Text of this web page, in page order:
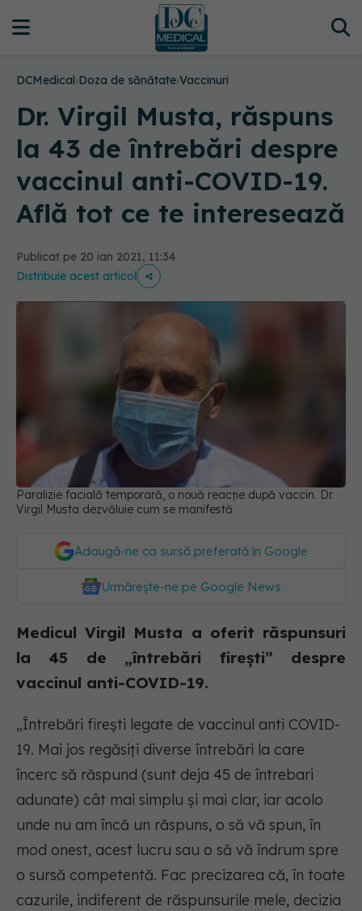
DCMedical›Doza de sănătate›Vaccinuri
Dr. Virgil Musta, răspuns
la 43 de întrebări despre
vaccinul anti-COVID-19.
Află tot ce te interesează
Publicat pe 20 ian 2021, 11:34
Distribuie acest articol
Paralizie facială temporară, o nouă reacție după vaccin. Dr.
Virgil Musta dezvăluie cum se manifestă
Adaugă-ne ca sursă preferată în Google
Urmărește-ne pe Google News
Medicul Virgil Musta a oferit răspunsuri
la 45 de „întrebări firești” despre
vaccinul anti-COVID-19.
„Întrebări firești legate de vaccinul anti COVID-
19. Mai jos regăsiți diverse întrebări la care
încerc să răspund (sunt deja 45 de întrebari
adunate) cât mai simplu și mai clar, iar acolo
unde nu am încă un răspuns, o să vă spun, în
mod onest, acest lucru sau o să vă îndrum spre
o sursă competentă. Fac precizarea că, în toate
cazurile, indiferent de răspunsurile mele, decizia